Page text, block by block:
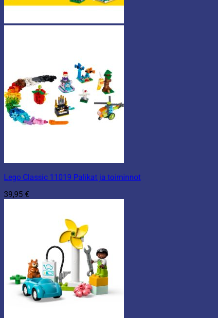
Lego Classic 11019 Palikat ja toiminnot
39,95 €